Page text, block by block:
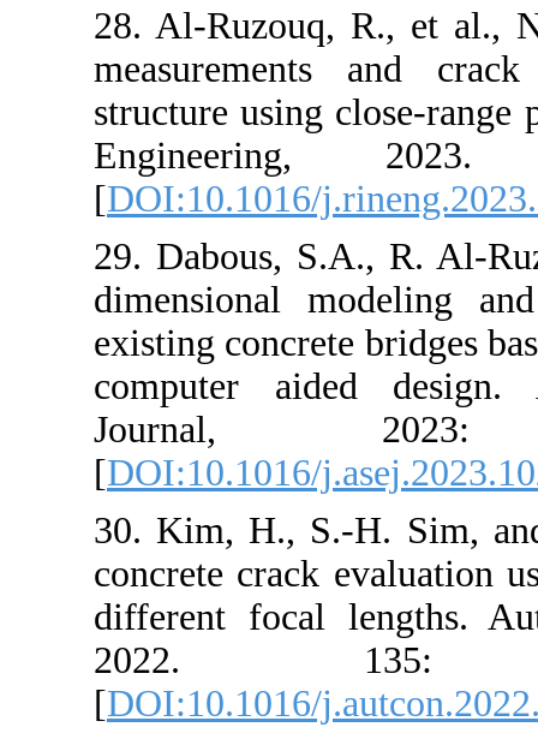
28. Al-
structure using
[DOI:10.1016/
29. Dabous,
dimensional
existing
computer
[DOI:10.1016/
30. Kim, H.,
concrete
different focal
[DOI:10.1016/